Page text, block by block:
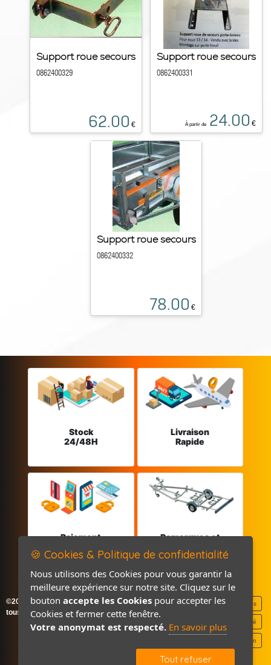
Support roue secours
0862400329
62.00 €
Support roue secours
0862400331
À partir de 24.00 €
Support roue secours
0862400332
78.00 €
Stock
24/48H
Livraison
Rapide
Paiement
Remorques et
©2026-2027 France Accastillage
tous droits réservés
Mentions légales
Politique de confidentialité
Contact / Plan
🍪 Cookies & Politique de confidentialité
Nous utilisons des Cookies pour vous garantir la
meilleure expérience sur notre site. Cliquez sur le
bouton accepte les Cookies pour accepter les
Cookies et fermer cette fenêtre.
Votre anonymat est respecté. En savoir plus
Tout refuser